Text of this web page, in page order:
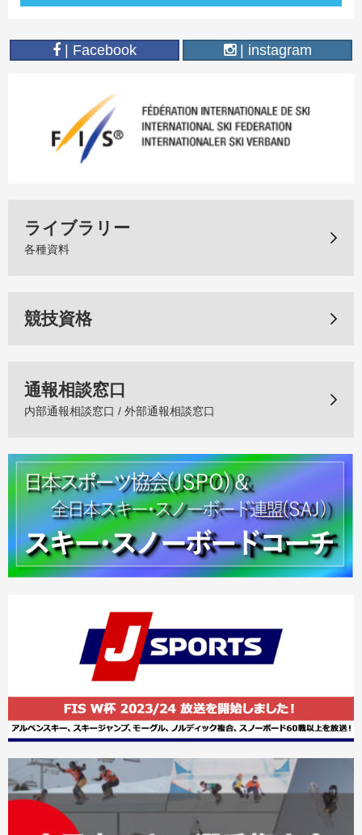
| Facebook | instagram
ライブラリー
各種資料
競技資格
通報相談窓口
内部通報相談窓口 / 外部通報相談窓口